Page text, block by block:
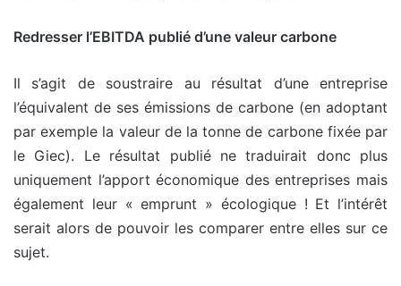
Redresser l’EBITDA publié d’une valeur carbone
Il s’agit de soustraire au résultat d’une entreprise
l’équivalent de ses émissions de carbone (en adoptant
par exemple la valeur de la tonne de carbone fixée par
le Giec). Le résultat publié ne traduirait donc plus
uniquement l’apport économique des entreprises mais
également leur « emprunt » écologique ! Et l’intérêt
serait alors de pouvoir les comparer entre elles sur ce
sujet.